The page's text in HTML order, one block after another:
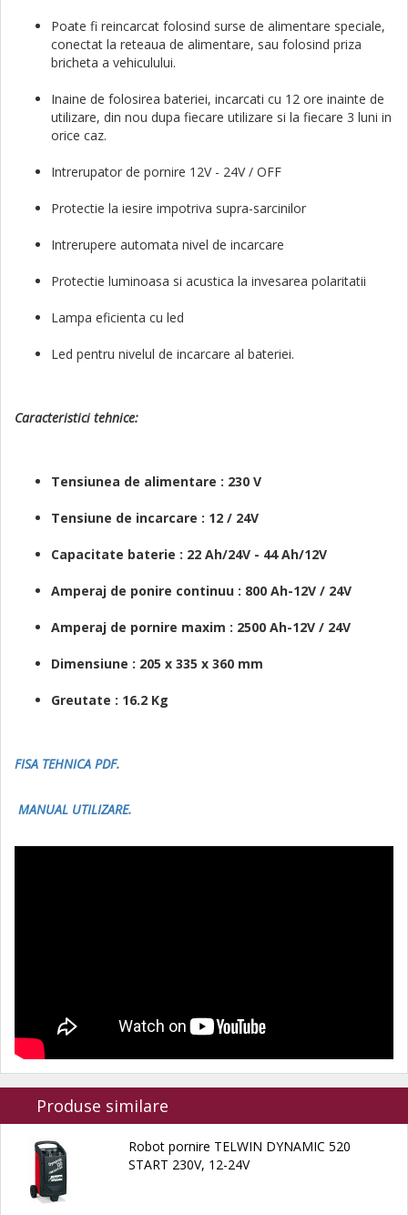
Poate fi reincarcat folosind surse de alimentare speciale,
conectat la reteaua de alimentare, sau folosind priza
bricheta a vehiculului.
Inaine de folosirea bateriei, incarcati cu 12 ore inainte de
utilizare, din nou dupa fiecare utilizare si la fiecare 3 luni in
orice caz.
Intrerupator de pornire 12V - 24V / OFF
Protectie la iesire impotriva supra-sarcinilor
Intrerupere automata nivel de incarcare
Protectie luminoasa si acustica la invesarea polaritatii
Lampa eficienta cu led
Led pentru nivelul de incarcare al bateriei.
Caracteristici tehnice:
Tensiunea de alimentare : 230 V
Tensiune de incarcare : 12 / 24V
Capacitate baterie : 22 Ah/24V - 44 Ah/12V
Amperaj de ponire continuu : 800 Ah-12V / 24V
Amperaj de pornire maxim : 2500 Ah-12V / 24V
Dimensiune : 205 x 335 x 360 mm
Greutate : 16.2 Kg
FISA TEHNICA PDF.
MANUAL UTILIZARE.
Produse similare
Robot pornire TELWIN DYNAMIC 520
START 230V, 12-24V